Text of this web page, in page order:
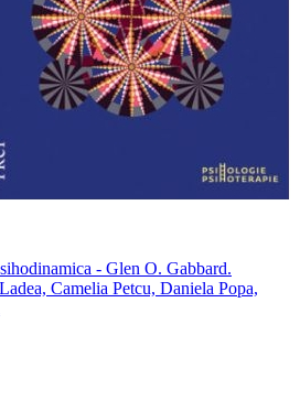
- Glen O. Gabbard.
Camelia Petcu, Daniela Popa,